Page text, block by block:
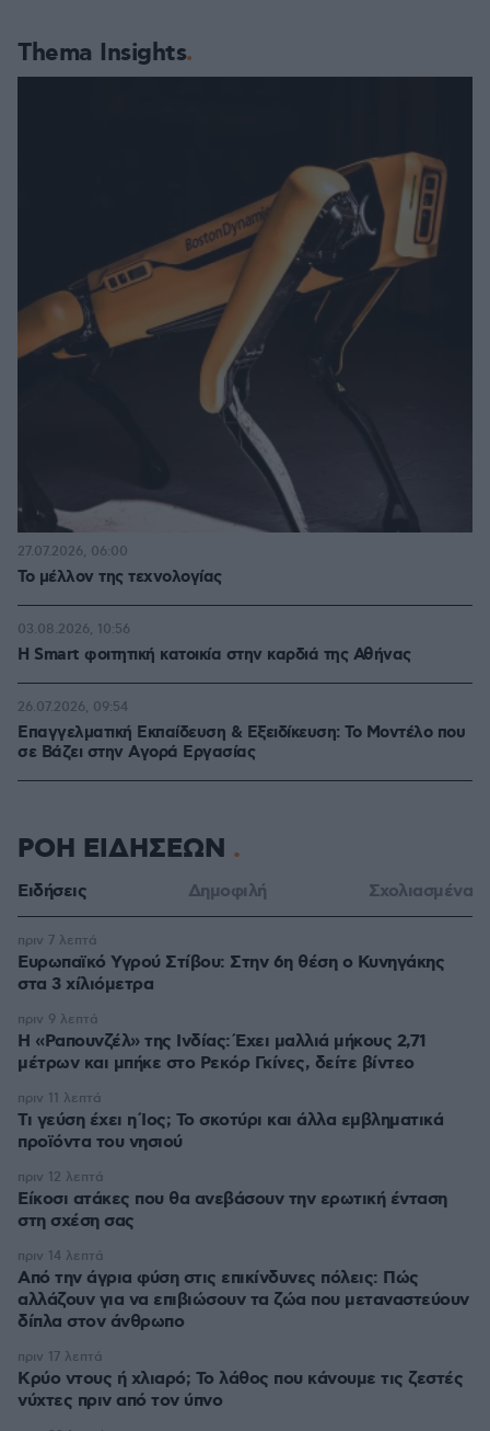
Thema Insights
Το μέλλον της τεχνολογίας
27.07.2026, 06:00
Η Smart φοιτητική κατοικία στην καρδιά της Αθήνας
03.08.2026, 10:56
Επαγγελματική Εκπαίδευση & Εξειδίκευση: Το Mοντέλο που
σε Bάζει στην Aγορά Eργασίας
26.07.2026, 09:54
ΡΟΗ ΕΙΔΗΣΕΩΝ
Ειδήσεις Δημοφιλή Σχολιασμένα
Ευρωπαϊκό Υγρού Στίβου: Στην 6η θέση ο Κυνηγάκης
στα 3 χίλιόμετρα
πριν 7 λεπτά
Η «Ραπουνζέλ» της Ινδίας: Έχει μαλλιά μήκους 2,71
μέτρων και μπήκε στο Ρεκόρ Γκίνες, δείτε βίντεο
πριν 9 λεπτά
Τι γεύση έχει η Ίος; Το σκοτύρι και άλλα εμβληματικά
προϊόντα του νησιού
πριν 11 λεπτά
Είκοσι ατάκες που θα ανεβάσουν την ερωτική ένταση
στη σχέση σας
πριν 12 λεπτά
Από την άγρια φύση στις επικίνδυνες πόλεις: Πώς
αλλάζουν για να επιβιώσουν τα ζώα που μεταναστεύουν
δίπλα στον άνθρωπο
πριν 14 λεπτά
Κρύο ντους ή χλιαρό; Το λάθος που κάνουμε τις ζεστές
νύχτες πριν από τον ύπνο
πριν 17 λεπτά